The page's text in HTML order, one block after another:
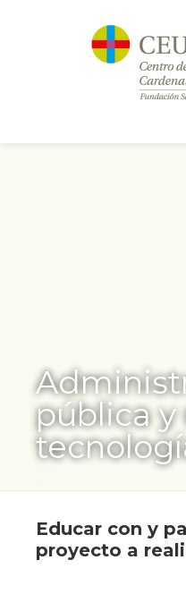
pública y
Educar con y
proyecto a